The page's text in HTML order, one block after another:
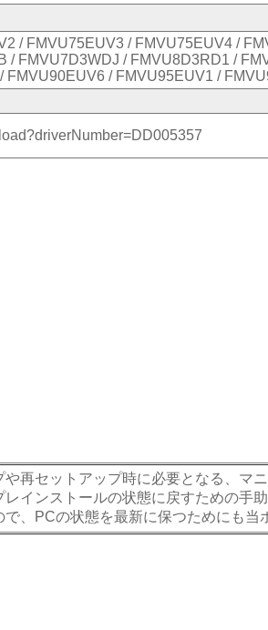
/ FMVU75EUV3 / FMVU75EUV4 /
FMVU7D3WDJ / FMVU8D3RD1 /
/ FMVU95EUV1 /
再セットアップ時に必要となる、マ
インストールの状態に戻すための手
、PCの状態を最新に保つためにも当